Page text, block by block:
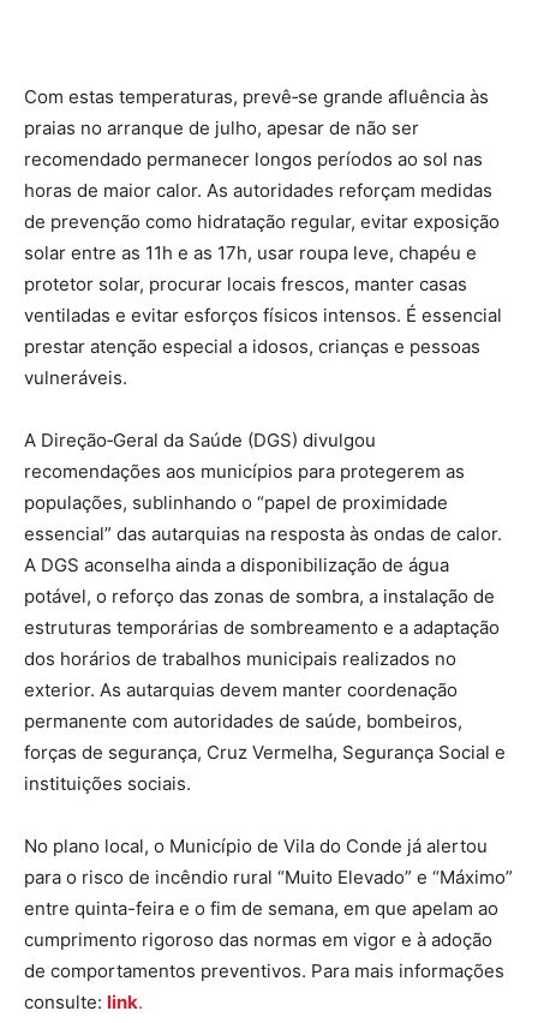
Com estas temperaturas, prevê‑se grande afluência às
praias no arranque de julho, apesar de não ser
recomendado permanecer longos períodos ao sol nas
horas de maior calor. As autoridades reforçam medidas
de prevenção como hidratação regular, evitar exposição
solar entre as 11h e as 17h, usar roupa leve, chapéu e
protetor solar, procurar locais frescos, manter casas
ventiladas e evitar esforços físicos intensos. É essencial
prestar atenção especial a idosos, crianças e pessoas
vulneráveis.
A Direção‑Geral da Saúde (DGS) divulgou
recomendações aos municípios para protegerem as
populações, sublinhando o “papel de proximidade
essencial” das autarquias na resposta às ondas de calor.
A DGS aconselha ainda a disponibilização de água
potável, o reforço das zonas de sombra, a instalação de
estruturas temporárias de sombreamento e a adaptação
dos horários de trabalhos municipais realizados no
exterior. As autarquias devem manter coordenação
permanente com autoridades de saúde, bombeiros,
forças de segurança, Cruz Vermelha, Segurança Social e
instituições sociais.
No plano local, o Município de Vila do Conde já alertou
para o risco de incêndio rural “Muito Elevado” e “Máximo”
entre quinta-feira e o fim de semana, em que apelam ao
cumprimento rigoroso das normas em vigor e à adoção
de comportamentos preventivos. Para mais informações
consulte: link.